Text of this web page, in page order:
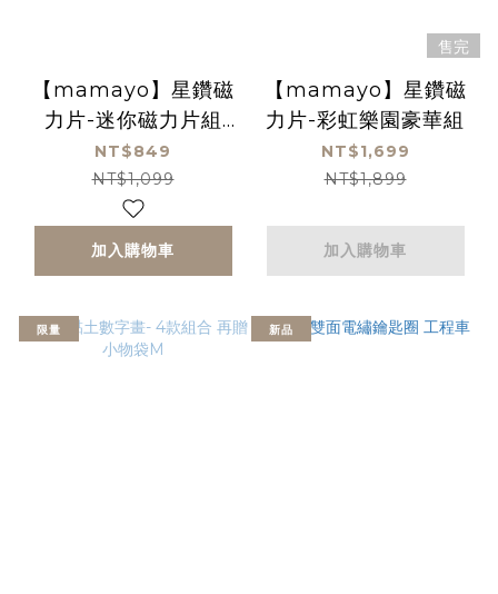
【mamayo】星鑽磁
力片-迷你磁力片組
(48pcs)
NT$849
NT$1,099
加入購物車
售完
【mamayo】星鑽磁
力片-彩虹樂園豪華組
NT$1,699
NT$1,899
加入購物車
限量 新品